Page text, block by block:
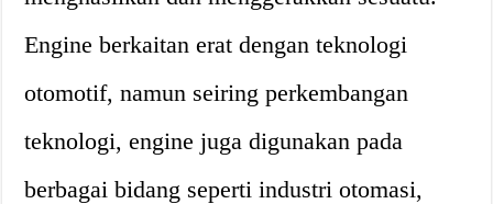
Engine berkaitan erat dengan teknologi
otomotif, namun seiring perkembangan
teknologi, engine juga digunakan pada
berbagai bidang seperti industri otomasi,